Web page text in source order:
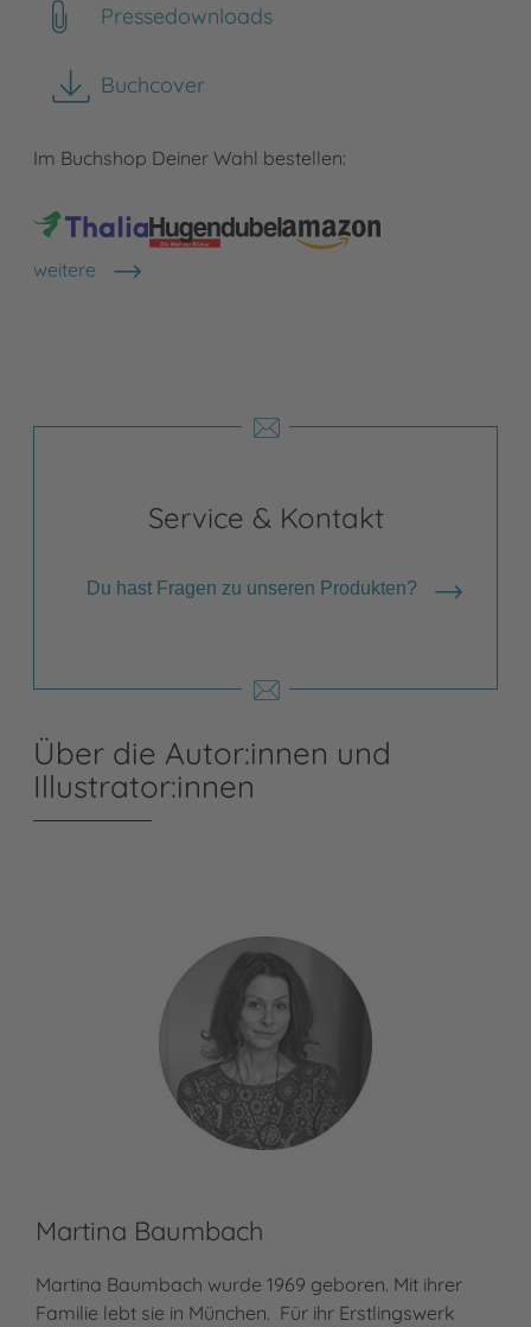
Pressedownloads
Buchcover
herunterladen
Im Buchshop Deiner Wahl bestellen:
weitere
Shops anzeigen
Service & Kontakt
Du hast Fragen zu unseren Produkten?
Über die Autor:innen und
Illustrator:innen
Martina Baumbach
Martina Baumbach wurde 1969 geboren. Mit ihrer
Familie lebt sie in München. Für ihr Erstlingswerk